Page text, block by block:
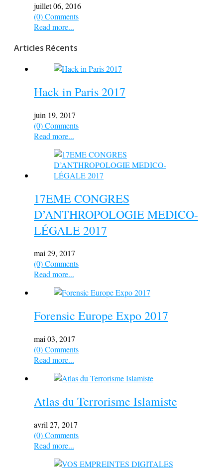
juillet 06, 2016
(0) Comments
Read more...
Articles Récents
Hack in Paris 2017
juin 19, 2017
(0) Comments
Read more...
17EME CONGRES
D’ANTHROPOLOGIE MEDICO-
LÉGALE 2017
mai 29, 2017
(0) Comments
Read more...
Forensic Europe Expo 2017
mai 03, 2017
(0) Comments
Read more...
Atlas du Terrorisme Islamiste
avril 27, 2017
(0) Comments
Read more...